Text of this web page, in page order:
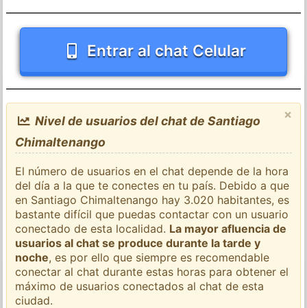
Entrar al chat Celular
×
Nivel de usuarios del chat de Santiago
Chimaltenango
El número de usuarios en el chat depende de la hora
del día a la que te conectes en tu país. Debido a que
en Santiago Chimaltenango hay 3.020 habitantes, es
bastante difícil que puedas contactar con un usuario
conectado de esta localidad. La mayor afluencia de
usuarios al chat se produce durante la tarde y
noche, es por ello que siempre es recomendable
conectar al chat durante estas horas para obtener el
máximo de usuarios conectados al chat de esta
ciudad.